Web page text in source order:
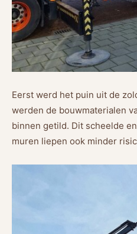
Eerst werd het puin uit de
werden de bouwmaterialen
binnen getild. Dit scheelde
muren liepen ook minder